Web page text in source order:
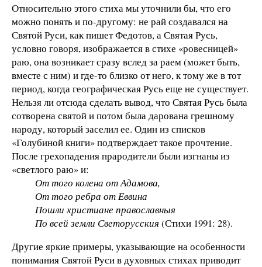
Относительно этого стиха мы уточнили бы, что его
можно понять и по-другому: не рай создавался на
Святой Руси, как пишет Федотов, а Святая Русь,
условно говоря, изображается в стихе «ровесницей»
раю, она возникает сразу вслед за раем (может быть,
вместе с ним) и где-то близко от него, к тому же в тот
период, когда географическая Русь еще не существует.
Нельзя ли отсюда сделать вывод, что Святая Русь была
сотворена святой и потом была дарована грешному
народу, который заселил ее. Один из списков
«Голубиной книги» подтверждает такое прочтение.
После грехопадения прародители были изгнаны из
«светлого раю» и:
От того колена от Адамова,
От того ребра от Еввина
Пошли христиане православныя
По всей земли Светорусския (Стихи 1991: 28).
Другие яркие примеры, указывающие на особенности
понимания Святой Руси в духовных стихах приводит